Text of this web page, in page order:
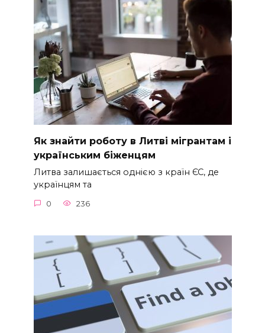
Як знайти роботу в Литві мігрантам і
українським біженцям
Литва залишається однією з країн ЄС, де
українцям та
0 236